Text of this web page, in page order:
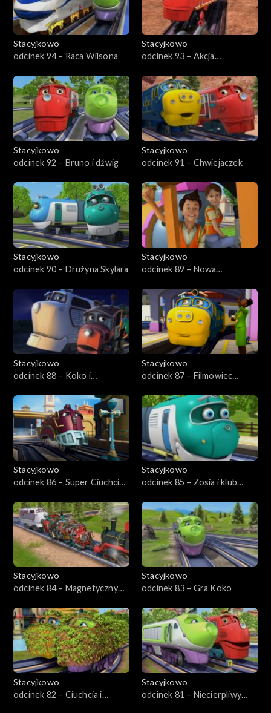
Stacyjkowo
odcinek 94 – Raca Wilsona
Stacyjkowo
odcinek 93 – Akcja
Stacyjkowo
odcinek 92 – Bruno i dźwig
Stacyjkowo
odcinek 91 – Chwiejaczek
Stacyjkowo
odcinek 90 – Drużyna Skylara
Stacyjkowo
odcinek 89 – Nowa
Stacyjkowo
odcinek 88 – Koko i
Stacyjkowo
odcinek 87 – Filmowiec
Stacyjkowo
odcinek 86 – Super Ciuchcia
Stacyjkowo
odcinek 85 – Zosia i klub
Stacyjkowo
odcinek 84 – Magnetyczny
Stacyjkowo
odcinek 83 – Gra Koko
Stacyjkowo
odcinek 82 – Ciuchcia i
Stacyjkowo
odcinek 81 – Niecierpliwy